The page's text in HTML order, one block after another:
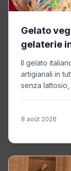
Gelato
gelaterie
Il gelato
artigianali in
senza lattosio,
8 août 2026